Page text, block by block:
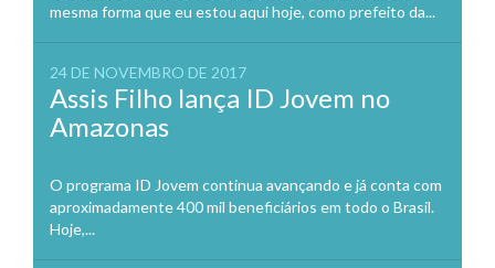
mesma forma que eu estou aqui hoje, como prefeito da...
24 DE NOVEMBRO DE 2017
Assis Filho lança ID Jovem no
Amazonas
O programa ID Jovem continua avançando e já conta com
aproximadamente 400 mil beneficiários em todo o Brasil.
Hoje,...